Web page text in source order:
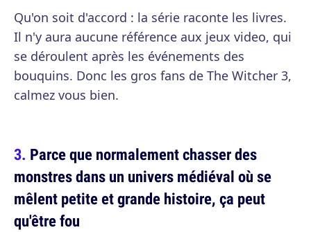
Qu'on soit d'accord : la série raconte les livres.
Il n'y aura aucune référence aux jeux video, qui
se déroulent après les événements des
bouquins. Donc les gros fans de The Witcher 3,
calmez vous bien.
Parce que normalement chasser des
monstres dans un univers médiéval où se
mêlent petite et grande histoire, ça peut
qu'être fou